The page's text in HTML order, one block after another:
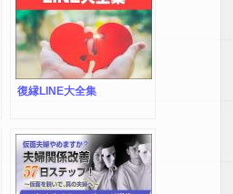
復縁LINE大全集